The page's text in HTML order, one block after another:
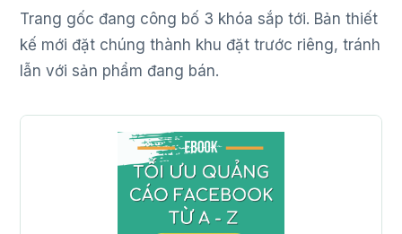
Trang gốc đang công bố 3 khóa sắp tới. Bản thiết
kế mới đặt chúng thành khu đặt trước riêng, tránh
lẫn với sản phẩm đang bán.